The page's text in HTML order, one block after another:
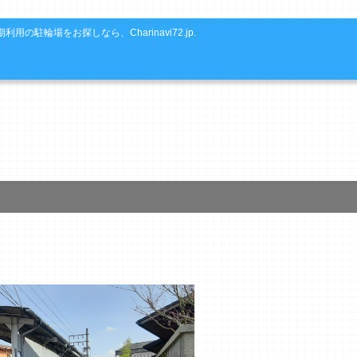
利用の駐輪場をお探しなら、Charinavi72.jp.